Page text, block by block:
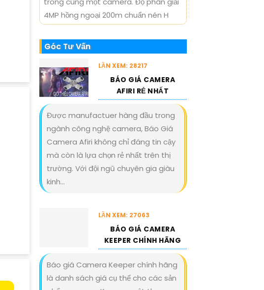
4MP hồng ngoại 200m chuẩn nén H
Góc Tư Vấn
LẦN XEM: 28217
BÁO GIÁ CAMERA
AFIRI RẺ NHẤT
Được manufactuer hàng đầu trong
ngành công nghệ camera, Báo Giá
Camera Afiri không chỉ đáng tin cậy
mà còn là lựa chọn rẻ nhất trên thị
trường. Với đội ngũ chuyên gia giàu
kinh...
LẦN XEM: 27063
BÁO GIÁ CAMERA
KEEPER CHÍNH HÃNG
Báo giá Camera Keeper chính hãng
là danh sách giá cụ thể cho các sản